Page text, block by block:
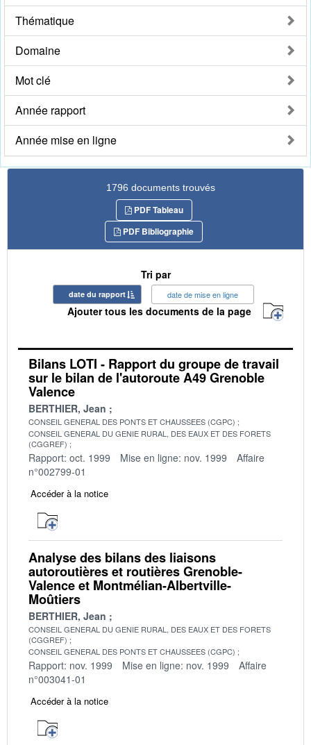
Thématique
Domaine
Mot clé
Année rapport
Année mise en ligne
1796 documents trouvés
PDF Tableau
PDF Bibliographie
Tri par
date du rapport date de mise en ligne
Ajouter tous les documents de la page
Bilans LOTI - Rapport du groupe de travail
sur le bilan de l'autoroute A49 Grenoble
Valence
BERTHIER, Jean
CONSEIL GENERAL DES PONTS ET CHAUSSEES (CGPC)
CONSEIL GENERAL DU GENIE RURAL, DES EAUX ET DES FORETS
(CGGREF)
Rapport: oct. 1999 Mise en ligne: nov. 1999
Affaire
n°002799-01
Accéder à la notice
Analyse des bilans des liaisons
autoroutières et routières Grenoble-
Valence et Montmélian-Albertville-
Moûtiers
BERTHIER, Jean
CONSEIL GENERAL DU GENIE RURAL, DES EAUX ET DES FORETS
(CGGREF)
CONSEIL GENERAL DES PONTS ET CHAUSSEES (CGPC)
Rapport: nov. 1999 Mise en ligne: nov. 1999
Affaire
n°003041-01
Accéder à la notice